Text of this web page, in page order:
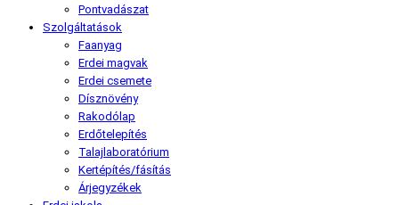
Pontvadászat
Szolgáltatások
Faanyag
Erdei magvak
Erdei csemete
Dísznövény
Rakodólap
Erdőtelepítés
Talajlaboratórium
Kertépítés/fásítás
Árjegyzékek